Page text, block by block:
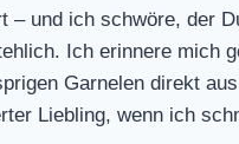
– und ich schwöre, der
Ich erinnere mich
Garnelen direkt
Liebling, wenn ich